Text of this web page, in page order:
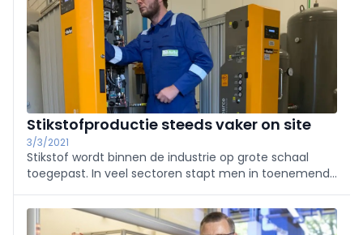
Stikstofproductie steeds vaker on site
3/3/2021
Stikstof wordt binnen de industrie op grote schaal
toegepast. In veel sectoren stapt men in toenemende
behulp van een stikstofgenerator. Wat logisch is, want
de voordelen zijn evident.